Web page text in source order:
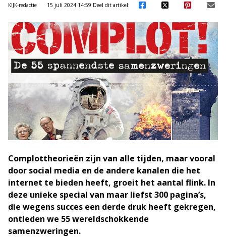
KIJK-redactie 15 juli 2024 14:59 Deel dit artikel:
Complottheorieën zijn van alle tijden, maar vooral
door social media en de andere kanalen die het
internet te bieden heeft, groeit het aantal flink. In
deze unieke special van maar liefst 300 pagina’s,
die wegens succes een derde druk heeft gekregen,
ontleden we 55 wereldschokkende
samenzweringen.